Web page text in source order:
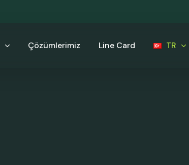
Çözümlerimiz Line Card TR